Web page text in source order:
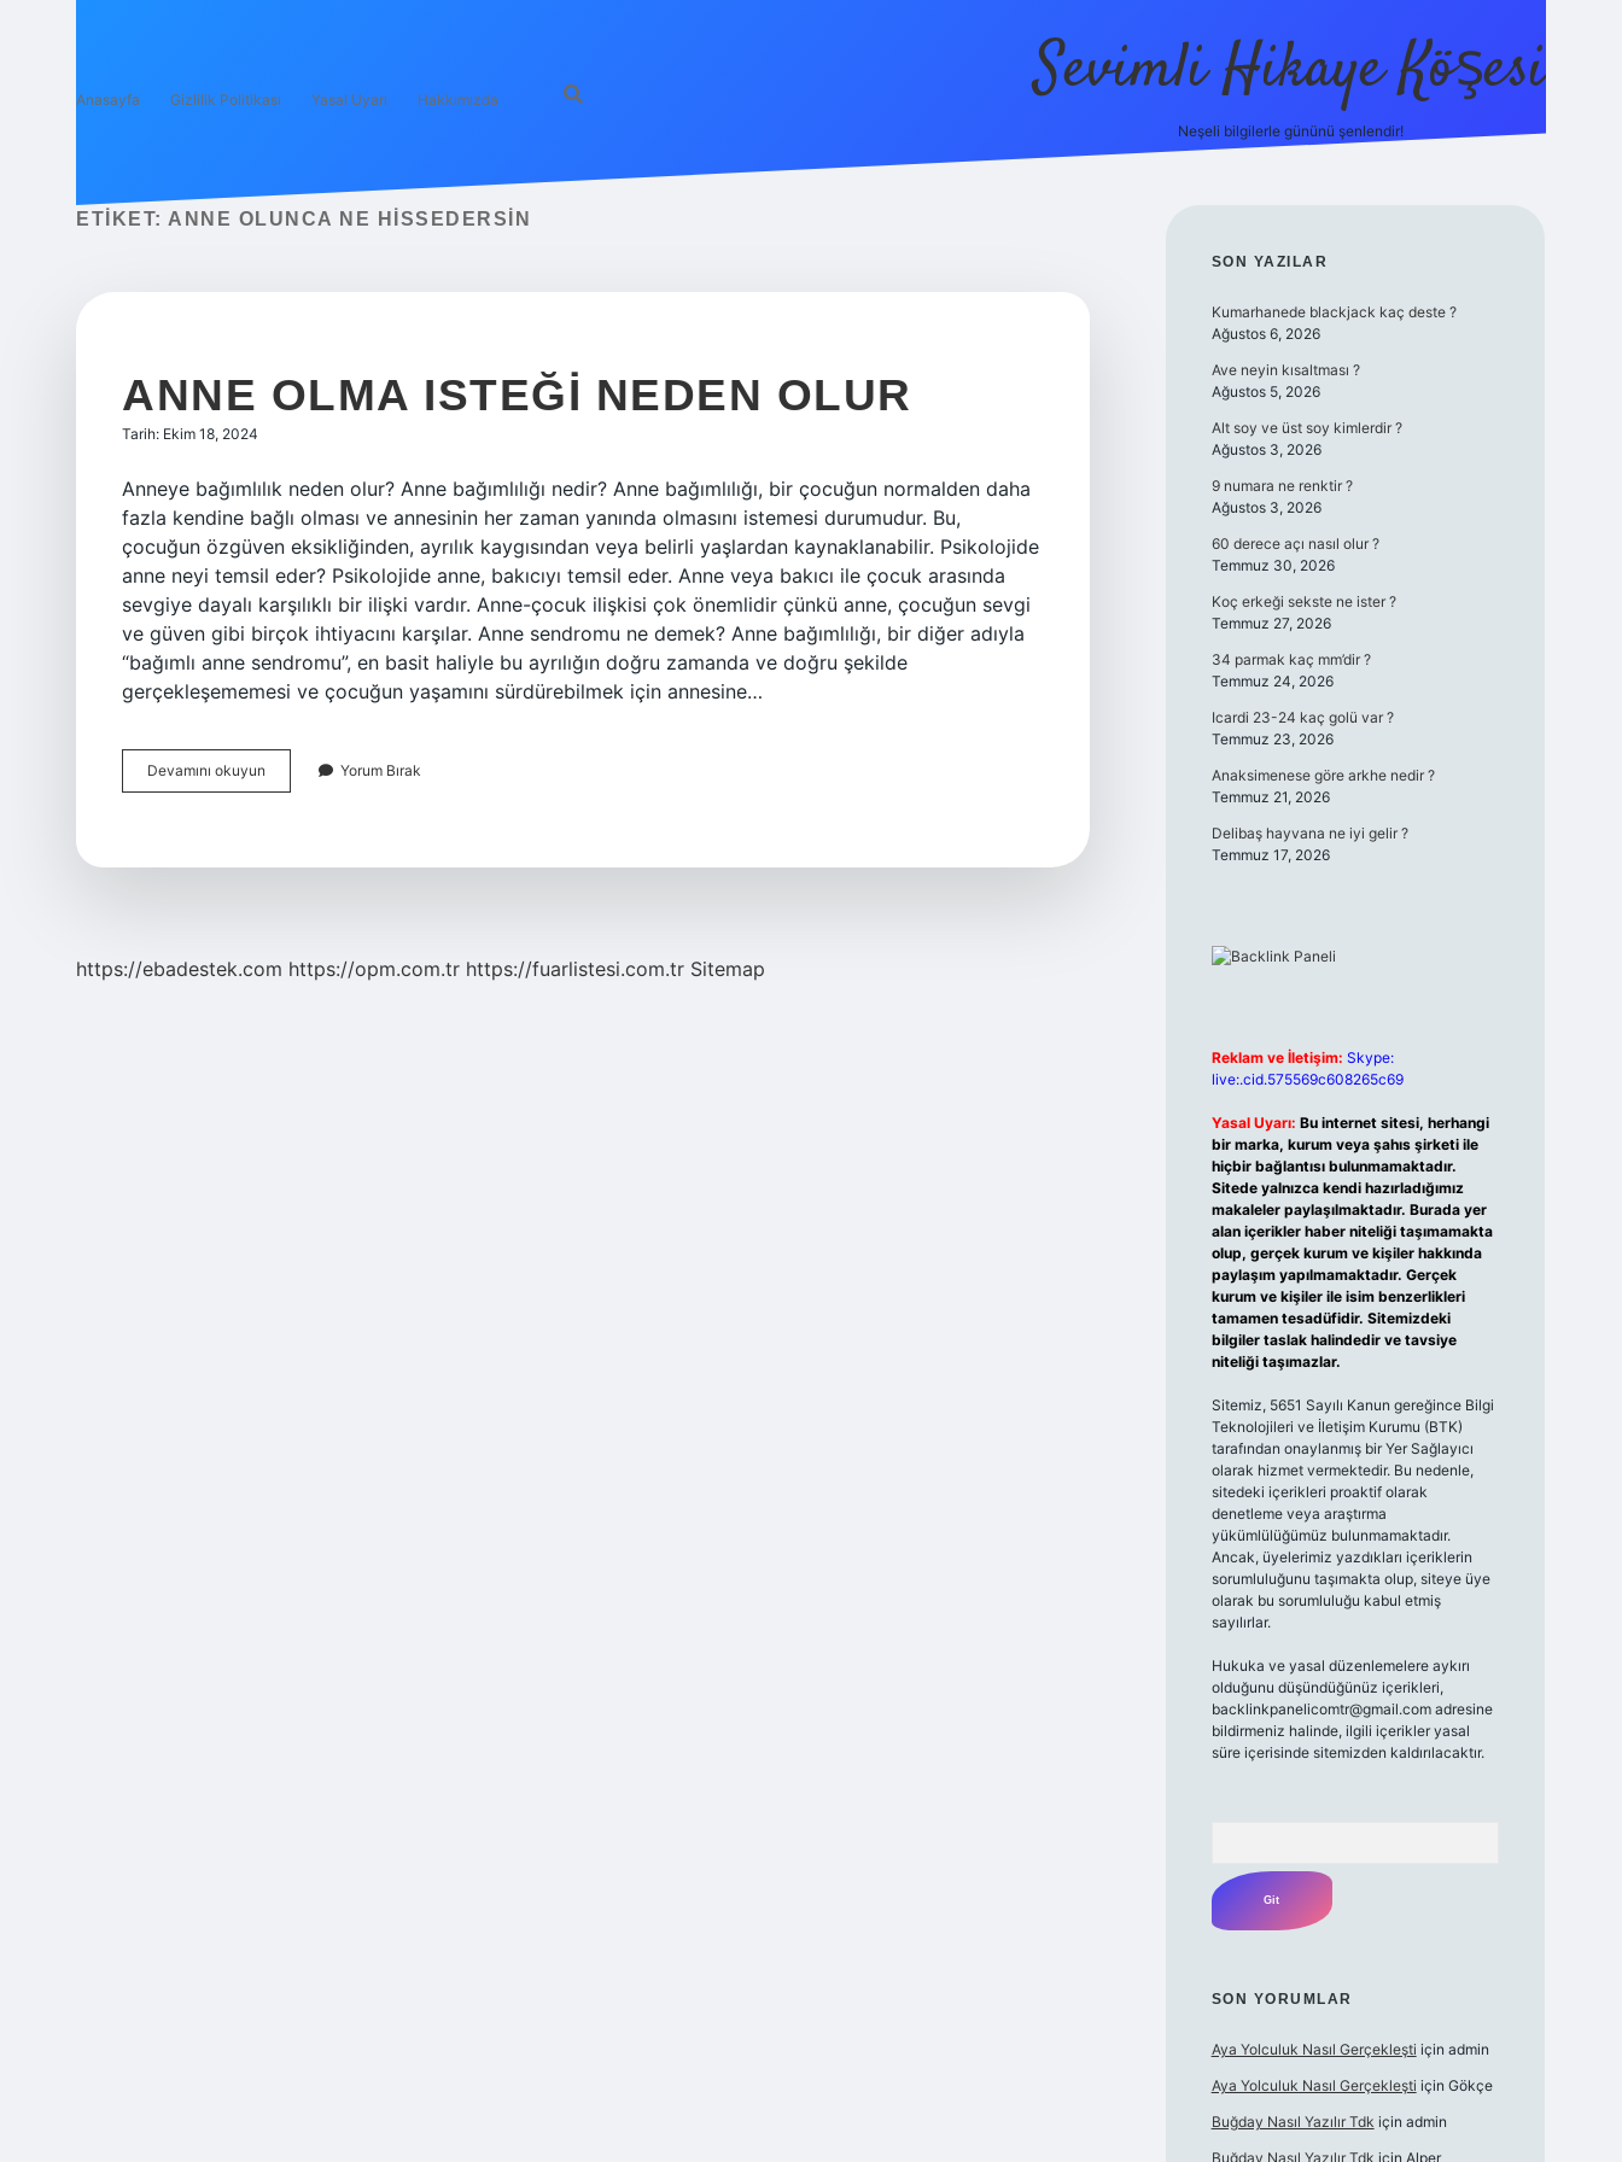
Anasayfa Gizlilik Politikası Yasal Uyarı Hakkımızda Sevimli Hikaye Köşesi
Neşeli bilgilerle gününü şenlendir!
ETIKET: ANNE OLUNCA NE HISSEDERSIN
ANNE OLMA ISTEĞI NEDEN OLUR
Tarih: Ekim 18, 2024
Anneye bağımlılık neden olur? Anne bağımlılığı nedir? Anne bağımlılığı, bir çocuğun normalden daha
fazla kendine bağlı olması ve annesinin her zaman yanında olmasını istemesi durumudur. Bu,
çocuğun özgüven eksikliğinden, ayrılık kaygısından veya belirli yaşlardan kaynaklanabilir. Psikolojide
anne neyi temsil eder? Psikolojide anne, bakıcıyı temsil eder. Anne veya bakıcı ile çocuk arasında
sevgiye dayalı karşılıklı bir ilişki vardır. Anne-çocuk ilişkisi çok önemlidir çünkü anne, çocuğun sevgi
ve güven gibi birçok ihtiyacını karşılar. Anne sendromu ne demek? Anne bağımlılığı, bir diğer adıyla
“bağımlı anne sendromu”, en basit haliyle bu ayrılığın doğru zamanda ve doğru şekilde
gerçekleşememesi ve çocuğun yaşamını sürdürebilmek için annesine…
Devamını okuyun
Olma
Yorum Bırak
https://ebadestek.com https://opm.com.tr https://fuarlistesi.com.tr Sitemap
SIDEBAR
SON YAZILAR
Kumarhanede blackjack kaç deste ?
Ağustos 6, 2026
Ave neyin kısaltması ?
Ağustos 5, 2026
Alt soy ve üst soy kimlerdir ?
Ağustos 3, 2026
9 numara ne renktir ?
Ağustos 3, 2026
60 derece açı nasıl olur ?
Temmuz 30, 2026
Koç erkeği sekste ne ister ?
Temmuz 27, 2026
34 parmak kaç mm’dir ?
Temmuz 24, 2026
Icardi 23-24 kaç golü var ?
Temmuz 23, 2026
Anaksimenese göre arkhe nedir ?
Temmuz 21, 2026
Delibaş hayvana ne iyi gelir ?
Temmuz 17, 2026
Reklam ve İletişim: Skype:
live:.cid.575569c608265c69
Yasal Uyarı: Bu internet sitesi, herhangi
bir marka, kurum veya şahıs şirketi ile
hiçbir bağlantısı bulunmamaktadır.
Sitede yalnızca kendi hazırladığımız
makaleler paylaşılmaktadır. Burada yer
alan içerikler haber niteliği taşımamakta
olup, gerçek kurum ve kişiler hakkında
paylaşım yapılmamaktadır. Gerçek
kurum ve kişiler ile isim benzerlikleri
tamamen tesadüfidir. Sitemizdeki
bilgiler taslak halindedir ve tavsiye
niteliği taşımazlar.
Sitemiz, 5651 Sayılı Kanun gereğince Bilgi
Teknolojileri ve İletişim Kurumu (BTK)
tarafından onaylanmış bir Yer Sağlayıcı
olarak hizmet vermektedir. Bu nedenle,
sitedeki içerikleri proaktif olarak
denetleme veya araştırma
yükümlülüğümüz bulunmamaktadır.
Ancak, üyelerimiz yazdıkları içeriklerin
sorumluluğunu taşımakta olup, siteye üye
olarak bu sorumluluğu kabul etmiş
sayılırlar.
Hukuka ve yasal düzenlemelere aykırı
olduğunu düşündüğünüz içerikleri,
backlinkpanelicomtr@gmail.com adresine
bildirmeniz halinde, ilgili içerikler yasal
süre içerisinde sitemizden kaldırılacaktır.
SON YORUMLAR
Aya Yolculuk Nasıl Gerçekleşti için admin
Aya Yolculuk Nasıl Gerçekleşti için Gökçe
Buğday Nasıl Yazılır Tdk için admin
Buğday Nasıl Yazılır Tdk için Alper